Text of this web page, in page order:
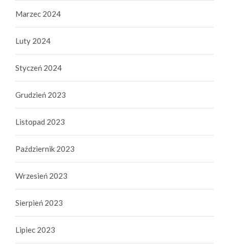
Marzec 2024
Luty 2024
Styczeń 2024
Grudzień 2023
Listopad 2023
Październik 2023
Wrzesień 2023
Sierpień 2023
Lipiec 2023